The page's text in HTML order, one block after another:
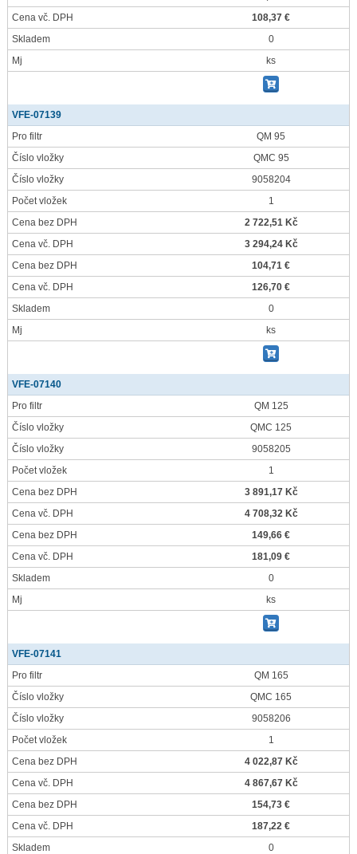
Cena vč. DPH
108,37 €
Skladem
0
Mj
ks
VFE-07139
Pro filtr
QM 95
Číslo vložky
QMC 95
Číslo vložky
9058204
Počet vložek
1
Cena bez DPH
2 722,51 Kč
Cena vč. DPH
3 294,24 Kč
Cena bez DPH
104,71 €
Cena vč. DPH
126,70 €
Skladem
0
Mj
ks
VFE-07140
Pro filtr
QM 125
Číslo vložky
QMC 125
Číslo vložky
9058205
Počet vložek
1
Cena bez DPH
3 891,17 Kč
Cena vč. DPH
4 708,32 Kč
Cena bez DPH
149,66 €
Cena vč. DPH
181,09 €
Skladem
0
Mj
ks
VFE-07141
Pro filtr
QM 165
Číslo vložky
QMC 165
Číslo vložky
9058206
Počet vložek
1
Cena bez DPH
4 022,87 Kč
Cena vč. DPH
4 867,67 Kč
Cena bez DPH
154,73 €
Cena vč. DPH
187,22 €
Skladem
0